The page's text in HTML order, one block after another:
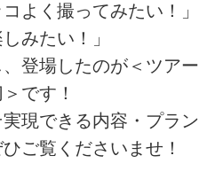
よく撮ってみたい！」
みたい！」
登場したのが＜ツアー
です！
現できる内容・プラン
ご覧くださいませ！